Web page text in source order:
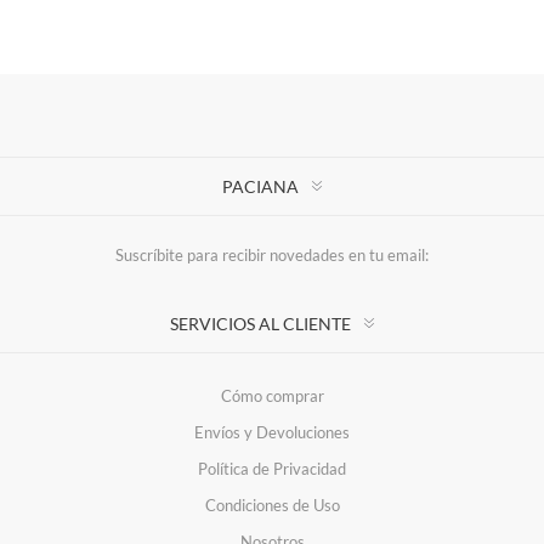
PACIANA
Suscríbite para recibir novedades en tu email:
SERVICIOS AL CLIENTE
Cómo comprar
Envíos y Devoluciones
Política de Privacidad
Condiciones de Uso